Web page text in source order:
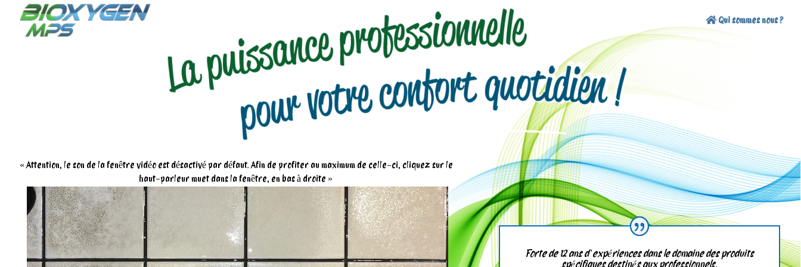
Qui sommes nous ?
« Attention, le son de la fenêtre vidéo est désactivé par défaut. Afin de profiter au maximum de celle-ci, cliquez sur le
haut-parleur muet dans la fenêtre, en bas à droite »
Forte de 12 ans d’expériences dans le domaine des produits